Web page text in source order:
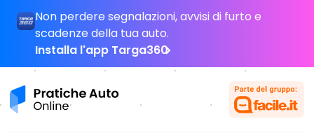
Non perdere segnalazioni, avvisi di furto e
scadenze della tua auto.
Installa l'app Targa360
Pratiche Auto Online